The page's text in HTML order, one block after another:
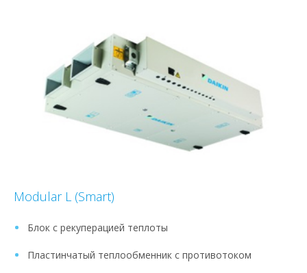
Modular L (Smart)
Блок с рекуперацией теплоты
Пластинчатый теплообменник с противотоком